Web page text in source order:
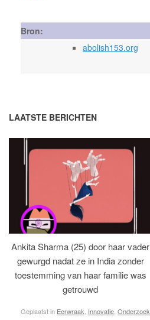
Bron:
abolish153.org
LAATSTE BERICHTEN
Ankita Sharma (25) door haar vader
gewurgd nadat ze in India zonder
toestemming van haar familie was
getrouwd
Geplaatst in Eerwraak Innovatie Onderzoek